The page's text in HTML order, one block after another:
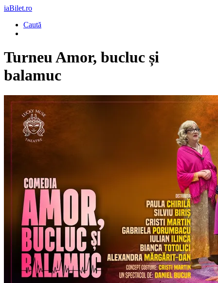
iaBilet.ro
Caută
Turneu Amor, bucluc și
balamuc